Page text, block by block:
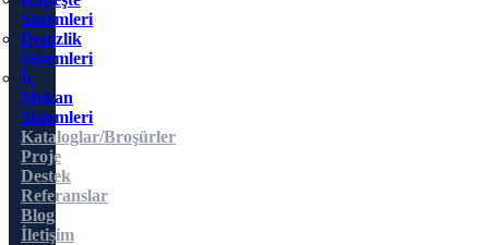
Sistemleri
Denizlik
Sistemleri
İç
Mekan
Sistemleri
Kataloglar/Broşürler
Proje
Destek
Referanslar
Blog
İletişim